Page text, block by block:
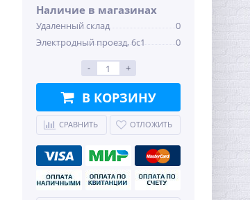
Наличие в магазинах
Удаленный склад
0
Электродный проезд, 6с1
0
- +
В КОРЗИНУ
СРАВНИТЬ ОТЛОЖИТЬ